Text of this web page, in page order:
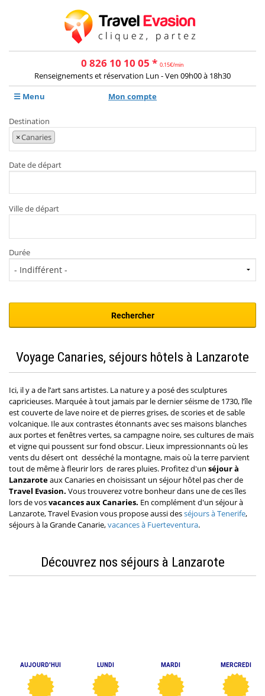
0 826 10 10 05 * 0.15€/min
Renseignements et réservation Lun - Ven 09h00 à 18h30
☰ Menu
Mon compte
Destination
×Canaries
Date de départ
Ville de départ
Durée
Voyage Canaries, séjours hôtels à Lanzarote
Ici, il y a de l’art sans artistes. La nature y a posé des sculptures
capricieuses. Marquée à tout jamais par le dernier séisme de 1730, l’île
est couverte de lave noire et de pierres grises, de scories et de sable
volcanique. Ile aux contrastes étonnants avec ses maisons blanches
aux portes et fenêtres vertes, sa campagne noire, ses cultures de maïs
et vigne qui poussent sur fond obscur. Lieux impressionnants où les
vents du désert ont desséché la montagne, mais où la terre parvient
tout de même à fleurir lors de rares pluies. Profitez d'un séjour à
Lanzaroteaux Canaries en choisissant un séjour hôtel pas cherde
Travel Evasion. Vous trouverez votre bonheur dans une de ces îles
lors de vosvacances aux Canaries. En complément d'un séjour à
Lanzarote, Travel Evasion vous propose aussi desséjours à Tenerife,
séjours à la Grande Canarie,vacances à Fuerteventura.
Découvrez nos séjours à Lanzarote